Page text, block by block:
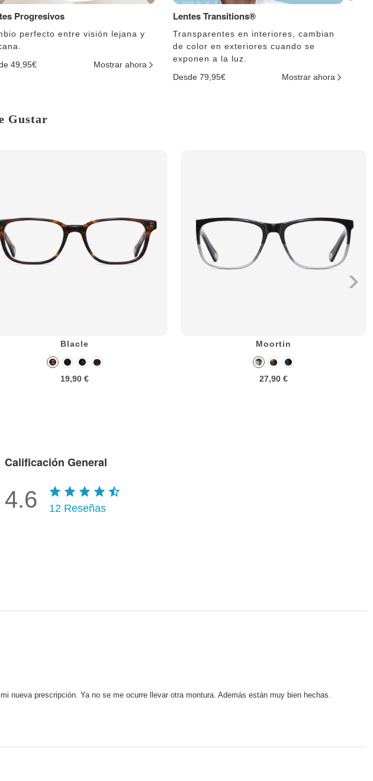
Progresivos
perfecto entre visión lejana y
49,95€
Mostrar ahora
Lentes Transitions®
Transparentes en interiores, cambian
de color en exteriores cuando se
exponen a la luz.
Desde 79,95€
Mostrar ahora
Gustar
Blacle
19,90 €
Moortin
27,90 €
Calificación General
4.6 12 Reseñas
prescripción. Ya no se me ocurre llevar otra montura. Además están muy bien hechas.